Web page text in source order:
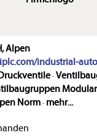
Alpen
industrial-
·
Modular
Norm· mehr...